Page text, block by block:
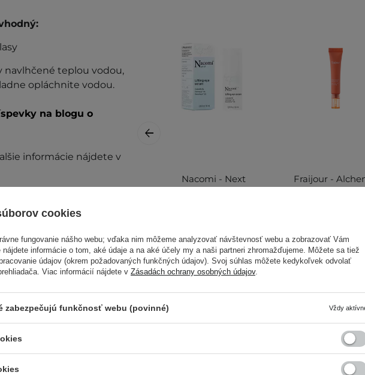
navlhčené teplou vodou,
opláchnite vodou.
na blogu o
informácie nájdete v
prípravok
sa líšiť.
Nacomi - Next
10,90 €
8,49 €
Fraijour -
ženšenom -
9,80 €
cookies
fungovanie nášho webu; vďaka nim môžeme analyzovať návštevnosť webu a zobrazovať Vám
informácie o tom, aké údaje a na aké účely my a naši partneri zhromažďujeme. Môžete sa tiež
údajov (okrem požadovaných funkčných údajov). Svoj súhlas môžete kedykoľvek odvolať
Viac informácií nájdete v Zásadách ochrany osobných údajov.
zabezpečujú funkčnosť webu (povinné) Vždy